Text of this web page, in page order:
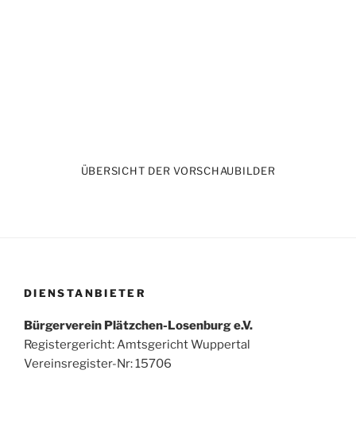
ÜBERSICHT DER VORSCHAUBILDER
DIENSTANBIETER
Bürgerverein Plätzchen-Losenburg e.V.
Registergericht: Amtsgericht Wuppertal
Vereinsregister-Nr: 15706